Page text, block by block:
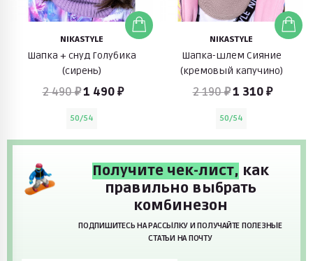
NIKASTYLE
Шапка + снуд Голубика
(сирень)
2 490 ₽1 490 ₽
50/54
NIKASTYLE
Шапка-шлем Сияние
(кремовый капучино)
2 190 ₽1 310 ₽
50/54
Получите чек-лист, как
правильно выбрать
комбинезон
ПОДПИШИТЕСЬ НА РАССЫЛКУ И ПОЛУЧАЙТЕ ПОЛЕЗНЫЕ
СТАТЬИ НА ПОЧТУ